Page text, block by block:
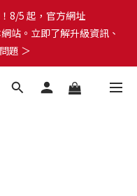
8/5 起，官方網址
站。立即了解升級資訊、
題 ＞
題 ＞
購物金！全館滿 $1,500 享